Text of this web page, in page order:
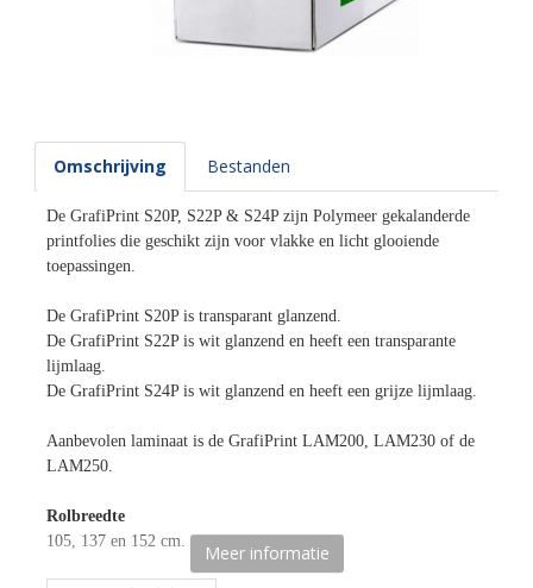
Omschrijving Bestanden
De GrafiPrint S20P, S22P & S24P zijn Polymeer gekalanderde
printfolies die geschikt zijn voor vlakke en licht glooiende
toepassingen.
De GrafiPrint S20P is transparant glanzend.
De GrafiPrint S22P is wit glanzend en heeft een transparante
lijmlaag.
De GrafiPrint S24P is wit glanzend en heeft een grijze lijmlaag.
Aanbevolen laminaat is de GrafiPrint LAM200, LAM230 of de
LAM250.
Rolbreedte
105, 137 en 152 cm.
Meer informatie